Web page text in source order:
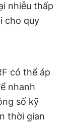
nhiễu thấp
cho quy
có thể áp
nhanh
số kỹ
thời gian